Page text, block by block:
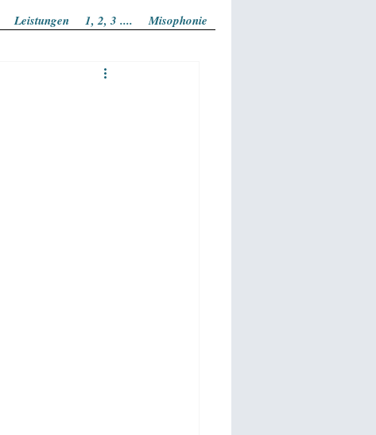
Leistungen 1, 2, 3 .... Misophonie